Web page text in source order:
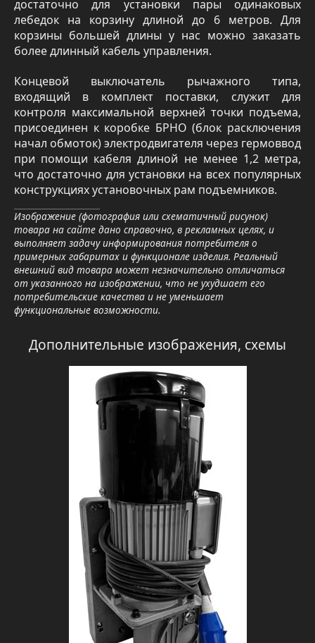
достаточно для установки пары одинаковых
лебедок на корзину длиной до 6 метров. Для
корзины большей длины у нас можно заказать
более длинный кабель управления.
Концевой выключатель рычажного типа,
входящий в комплект поставки, служит для
контроля максимальной верхней точки подъема,
присоединен к коробке БРНО (блок расключения
начал обмоток) электродвигателя через гермоввод
при помощи кабеля длиной не менее 1,2 метра,
что достаточно для установки на всех популярных
конструкциях установочных рам подъемников.
Изображение (фотография или схематичный рисунок)
товара на сайте дано справочно, в рекламных целях, и
выполняет задачу информирования потребителя о
примерных габаритах и функционале изделия. Реальный
внешний вид товара может незначительно отличаться
от указанного на изображении, что не ухудшает его
потребительские качества и не уменьшает
функциональные возможности.
Дополнительные изображения, схемы